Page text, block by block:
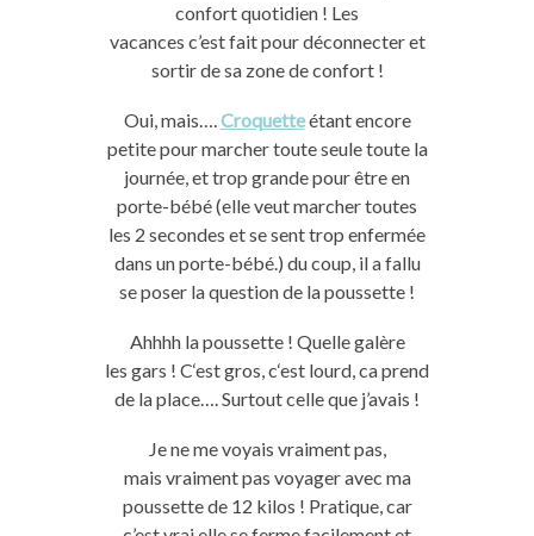
confort quotidien ! Les
vacances c’estfaitpourdéconnecter et
sortir de sa zone de confort !
Oui, mais….Croquetteétant encore
petite pour marchertouteseuletoutela
journée, et trop grande pour être en
porte-bébé(elle veutmarchertoutes
les 2 secondes et se sent trop enfermée
dans un porte-bébé.) du coup, il a fallu
se poser la question de la poussette !
Ahhhhla poussette ! Quelle galère
les gars ! C‘est gros,c‘est lourd, ca prend
de la place….Surtout celle que j’avais !
Je ne me voyais vraimentpas,
mais vraimentpas voyager avec ma
poussette de 12 kilos ! Pratique, car